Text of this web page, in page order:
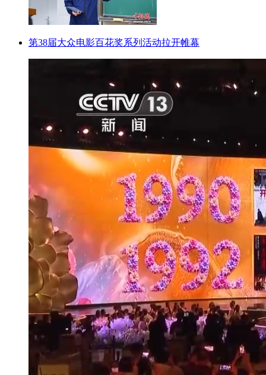
第38届大众电影百花奖系列活动拉开帷幕